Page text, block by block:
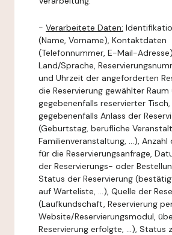
- Verarbeitete Daten:
(Name, Vorname), Kontaktdaten
(Telefonnummer, E-Mail-
Land/Sprache,
und Uhrzeit der angeforderten
die Reservierung gewählter
gegebenenfalls reservierter Tisch,
gegebenenfalls Anlass der
(Geburtstag, berufliche
Familienveranstaltung, ...), Anzahl
für die Reservierungsanfrage,
der Reservierungs- oder
Status der Reservierung
auf Warteliste, ...), Quelle der
(Laufkundschaft, Reservierung
Website/Reservierungsmodul,
Reservierung erfolgte, ...), Status